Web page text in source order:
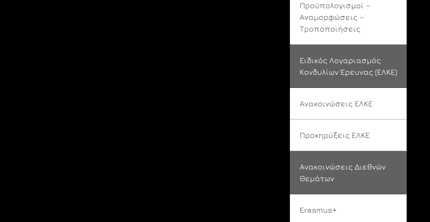
Προϋπολογισμοί –
Αναμορφώσεις –
Τροποποιήσεις
Ειδικός Λογαριασμός
Κονδυλίων Έρευνας (ΕΛΚΕ)
Ανακοινώσεις ΕΛΚΕ
Προκηρύξεις ΕΛΚΕ
Ανακοινώσεις Διεθνών
Θεμάτων
Erasmus+